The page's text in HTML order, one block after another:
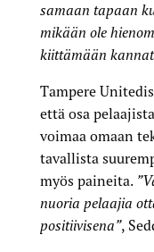
samaan tapaan
mikään ole
kiittämään
Tampere
että osa
voimaa omaan
tavallista
myös paineita.
nuoria pelaajia
positiivisena”,